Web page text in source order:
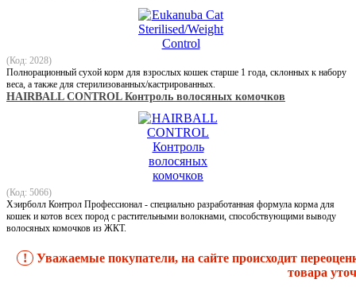
(Код: 2028)
Полнорационный сухой корм для взрослых кошек старше 1 года, склонных к набору
веса, а также для стерилизованных/кастрированных.
HAIRBALL CONTROL Контроль волосяных комочков
(Код: 5066)
Хэирболл Контрол Профессионал - специально разработанная формула корма для
кошек и котов всех пород с растительными волокнами, способствующими выводу
волосяных комочков из ЖКТ.
!
Уважаемые покупатели, на сайте происходит
товара